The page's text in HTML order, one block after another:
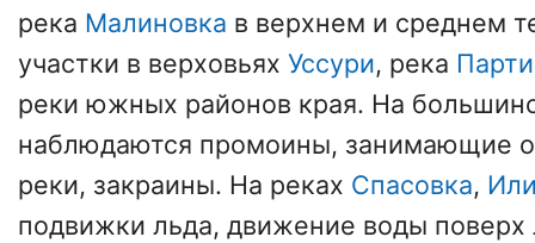
река Малиновка в верхнем и среднем
участки в верховьях Уссури, река
реки южных районов края. На
наблюдаются промоины, занимающие
реки, закраины. На реках Спасовка,
подвижки льда, движение воды поверх